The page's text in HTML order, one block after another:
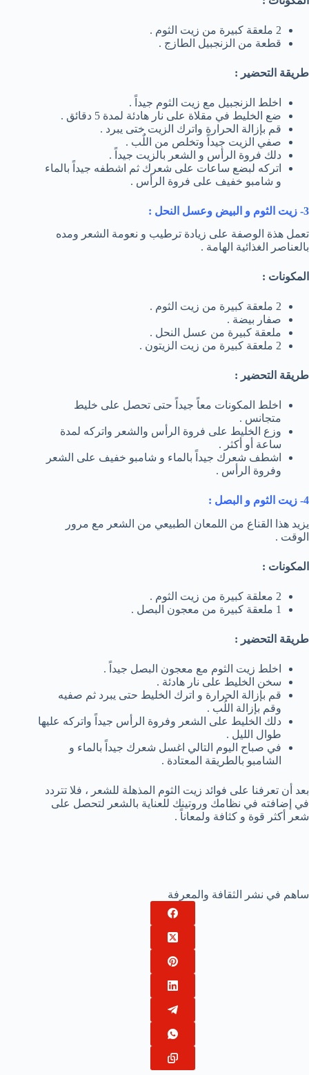
2 ملعقة كبيرة من زيت الثوم .
قطعة من الزنجبيل الطازج .
طريقة التحضير :
اخلط الزنجبيل مع زيت الثوم جيداً .
ضع الخليط في مقلاة على نار هادئة لمدة 5 دقائق .
قم بإزالة الحرارة واترك الزيت ختى يبرد .
صفي الزيت جيداً وتخلص من اللٌب .
دلك فروة الرأس و الشعر بالزيت جيداً .
اتركه لبضع ساعات على شعرك ثم اشطفه جيداً بالماء
و شامبو خفيف على فروة الرأس .
3- زيت الثوم و البيض وعسل النحل :
تعمل هذة الوصفة على زيادة ترطيب و نعومة الشعر ومده
بالعناصر الغذائية الهامة .
المكونات :
2 ملعقة كبيرة من زيت الثوم .
صفار بيضة .
ملعقة كبيرة من عسل النحل .
2 ملعقة كبيرة من زيت الزيتون .
طريقة التحضير :
اخلط المكونات معاً جيداً حتى تحصل على خليط
متجانس .
وزع الخليط على فروة الرأس والشعر واتركه لمدة
ساعة أو أكثر .
اشطف شعرك جيداً بالماء و شامبو خفيف على الشعر
وفروة الرأس .
4- زيت الثوم و البصل :
يزيد هذا القناع من اللمعان الطبيعي من الشعر مع مرور
الوقت .
المكونات :
2 معلقة كبيرة من زيت الثوم .
1 ملعقة كبيرة من معجون البصل .
طريقة التحضير :
اخلط زيت الثوم مع معجون البصل جيداً .
سخن الخليط على نار هادئة .
قم بإزالة الحرارة و اترك الخليط حتى يبرد ثم صفيه
وقم بإزالة اللُب .
دلك الخليط على الشعر وفروة الرأس جيداً واتركه عليها
طوال الليل .
في صباح اليوم التالي اغسل شعرك جيداً بالماء و
الشامبو بالطريقة المعتادة .
بعد أن تعرفنا على فوائد زيت الثوم المذهلة للشعر ، فلا تتردد
في إضافته في نظامك وروتينك للعناية بالشعر لتحصل على
شعر أكثر قوة و كثافة ولمعاناً .
ساهم في نشر الثقافة والمعرفة